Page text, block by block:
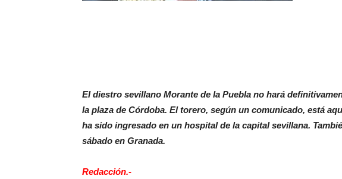
El diestro sevillano Morante de la Puebla no hará
la plaza de Córdoba. El torero, según un comunicado, está
ha sido ingresado en un hospital de la capital sevillana.
sábado en Granada.
Redacción.-